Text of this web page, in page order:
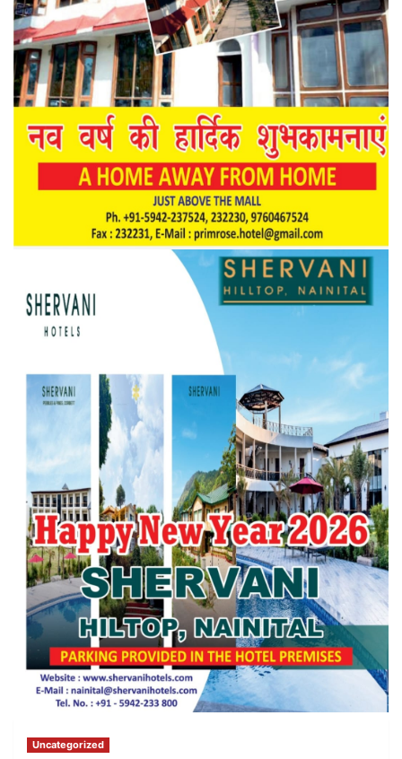
Uncategorized